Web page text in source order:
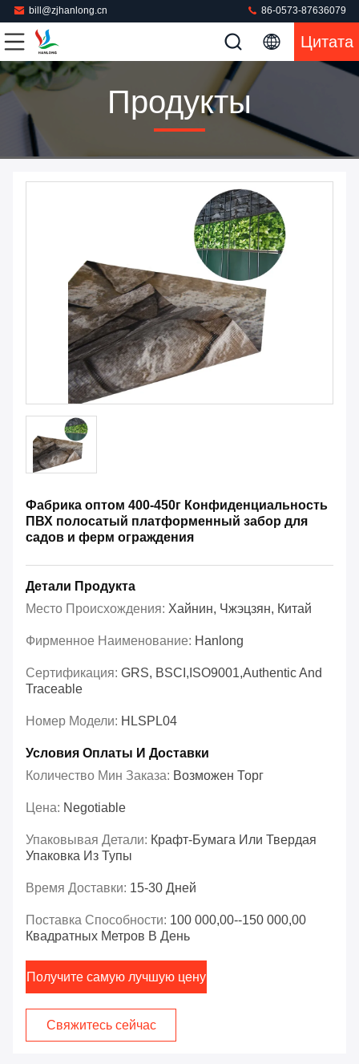
bill@zjhanlong.cn 86-0573-87636079
Цитата
Продукты
Фабрика оптом 400-450г Конфиденциальность
ПВХ полосатый платформенный забор для
садов и ферм ограждения
Детали Продукта
Место Происхождения: Хайнин, Чжэцзян, Китай
Фирменное Наименование: Hanlong
Сертификация: GRS, BSCI,ISO9001,Authentic And
Traceable
Номер Модели: HLSPL04
Условия Оплаты И Доставки
Количество Мин Заказа: Возможен Торг
Цена: Negotiable
Упаковывая Детали: Крафт-Бумага Или Твердая
Упаковка Из Тупы
Время Доставки: 15-30 Дней
Поставка Способности: 100 000,00--150 000,00
Квадратных Метров В День
Получите самую лучшую цену
Свяжитесь сейчас